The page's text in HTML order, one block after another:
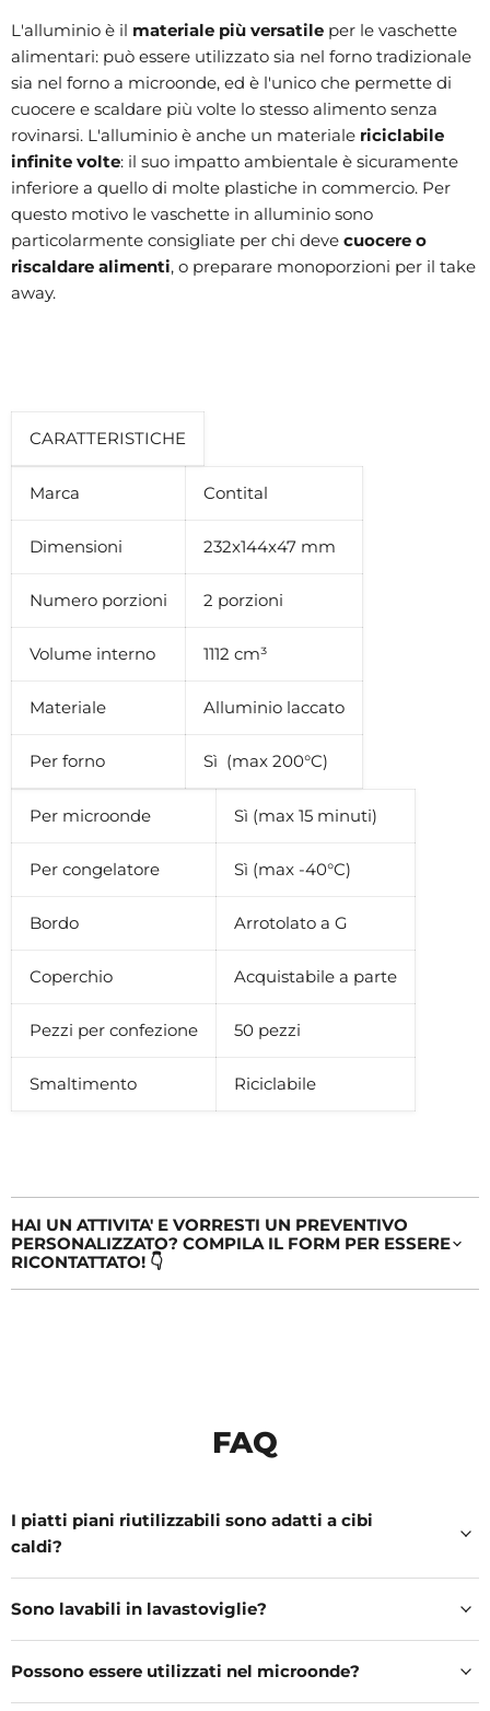
L'alluminio è il materiale più versatile per le vaschette
alimentari: può essere utilizzato sia nel forno tradizionale
sia nel forno a microonde, ed è l'unico che permette di
cuocere e scaldare più volte lo stesso alimento senza
rovinarsi. L'alluminio è anche un materiale riciclabile
infinite volte: il suo impatto ambientale è sicuramente
inferiore a quello di molte plastiche in commercio. Per
questo motivo le vaschette in alluminio sono
particolarmente consigliate per chi deve cuocere o
riscaldare alimenti, o preparare monoporzioni per il take
away.
CARATTERISTICHE
Marca Contital
Dimensioni 232x144x47 mm
Numero porzioni 2 porzioni
Volume interno 1112 cm³
Materiale Alluminio laccato
Per forno Sì (max 200°C)
Per microonde Sì (max 15 minuti)
Per congelatore Sì (max -40°C)
Bordo Arrotolato a G
Coperchio Acquistabile a parte
Pezzi per confezione 50 pezzi
Smaltimento Riciclabile
HAI UN ATTIVITA' E VORRESTI UN PREVENTIVO
PERSONALIZZATO? COMPILA IL FORM PER ESSERE
RICONTATTATO! 👇
FAQ
I piatti piani riutilizzabili sono adatti a cibi
caldi?
Sono lavabili in lavastoviglie?
Possono essere utilizzati nel microonde?